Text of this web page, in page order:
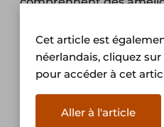
Cet article est
néerlandais, cliquez
pour accéder à cet
Aller à l'article
du drainage du terrain
résistant aux fortes
Outre l'entretien
travaille en étroite
personnel technique du